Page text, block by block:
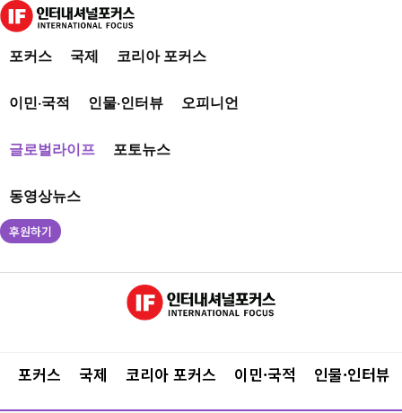
포커스 국제 코리아 포커스
이민·국적 인물·인터뷰 오피니언
글로벌라이프 포토뉴스
동영상뉴스
후원하기
포커스 국제 코리아 포커스 이민·국적 인물·인터뷰